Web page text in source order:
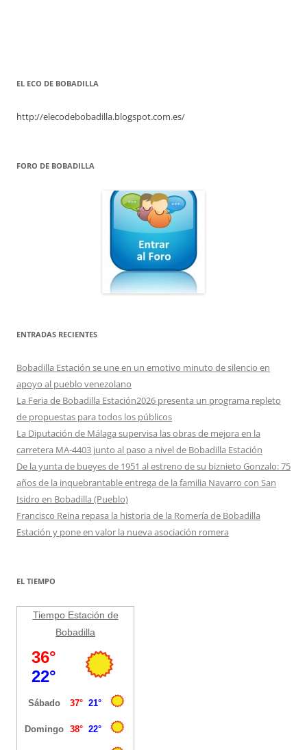
EL ECO DE BOBADILLA
http://elecodebobadilla.blogspot.com.es/
FORO DE BOBADILLA
ENTRADAS RECIENTES
Bobadilla Estación se une en un emotivo minuto de silencio en
apoyo al pueblo venezolano
La Feria de Bobadilla Estación2026 presenta un programa repleto
de propuestas para todos los públicos
La Diputación de Málaga supervisa las obras de mejora en la
carretera MA-4403 junto al paso a nivel de Bobadilla Estación
De la yunta de bueyes de 1951 al estreno de su biznieto Gonzalo: 75
años de la inquebrantable entrega de la familia Navarro con San
Isidro en Bobadilla (Pueblo)
Francisco Reina repasa la historia de la Romería de Bobadilla
Estación y pone en valor la nueva asociación romera
EL TIEMPO
Tiempo Estación de
Bobadilla